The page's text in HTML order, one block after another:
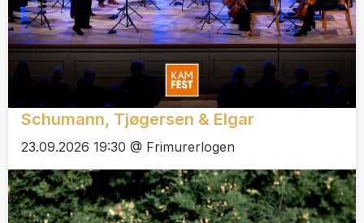
Schumann, Tjøgersen & Elgar
23.09.2026 19:30 @ Frimurerlogen